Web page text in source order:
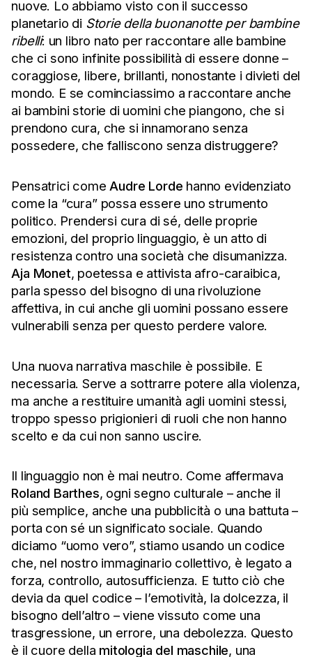
nuove. Lo abbiamo visto con il successo
planetario di Storie della buonanotte per bambine
ribelli: un libro nato per raccontare alle bambine
che ci sono infinite possibilità di essere donne –
coraggiose, libere, brillanti, nonostante i divieti del
mondo. E se cominciassimo a raccontare anche
ai bambini storie di uomini che piangono, che si
prendono cura, che si innamorano senza
possedere, che falliscono senza distruggere?
Pensatrici come Audre Lorde hanno evidenziato
come la “cura” possa essere uno strumento
politico. Prendersi cura di sé, delle proprie
emozioni, del proprio linguaggio, è un atto di
resistenza contro una società che disumanizza.
Aja Monet, poetessa e attivista afro-caraibica,
parla spesso del bisogno di una rivoluzione
affettiva, in cui anche gli uomini possano essere
vulnerabili senza per questo perdere valore.
Una nuova narrativa maschile è possibile. E
necessaria. Serve a sottrarre potere alla violenza,
ma anche a restituire umanità agli uomini stessi,
troppo spesso prigionieri di ruoli che non hanno
scelto e da cui non sanno uscire.
Il linguaggio non è mai neutro. Come affermava
Roland Barthes, ogni segno culturale – anche il
più semplice, anche una pubblicità o una battuta –
porta con sé un significato sociale. Quando
diciamo “uomo vero”, stiamo usando un codice
che, nel nostro immaginario collettivo, è legato a
forza, controllo, autosufficienza. E tutto ciò che
devia da quel codice – l’emotività, la dolcezza, il
bisogno dell’altro – viene vissuto come una
trasgressione, un errore, una debolezza. Questo
è il cuore della mitologia del maschile, una